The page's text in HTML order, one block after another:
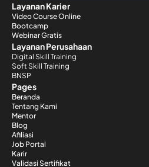
Layanan Karier
Video Course Online
Bootcamp
Webinar Gratis
Layanan Perusahaan
Digital Skill Training
Soft Skill Training
BNSP
Pages
Beranda
Tentang Kami
Mentor
Blog
Afiliasi
Job Portal
Karir
Validasi Sertifikat